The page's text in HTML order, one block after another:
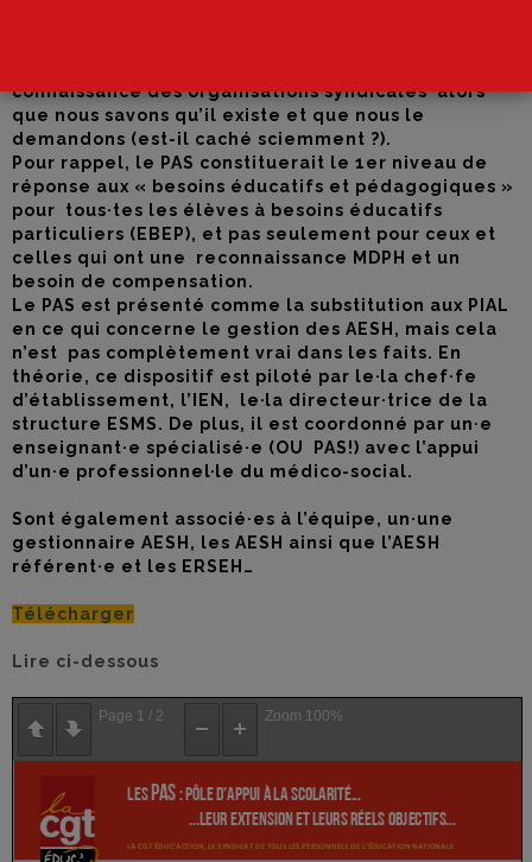
connaissance des organisations syndicales alors
que nous savons qu’il existe et que nous le
demandons (est-il caché sciemment ?).
Pour rappel, le PAS constituerait le 1er niveau de
réponse aux « besoins éducatifs et pédagogiques »
pour tous·tes les élèves à besoins éducatifs
particuliers (EBEP), et pas seulement pour ceux et
celles qui ont une reconnaissance MDPH et un
besoin de compensation.
Le PAS est présenté comme la substitution aux PIAL
en ce qui concerne le gestion des AESH, mais cela
n’est pas complètement vrai dans les faits. En
théorie, ce dispositif est piloté par le·la chef·fe
d’établissement, l’IEN, le·la directeur·trice de la
structure ESMS. De plus, il est coordonné par un·e
enseignant·e spécialisé·e (OU PAS!) avec l’appui
d’un·e professionnel·le du médico-social.
Sont également associé·es à l’équipe, un·une
gestionnaire AESH, les AESH ainsi que l’AESH
référent·e et les ERSEH…
Télécharger
Lire ci-dessous
Page 1 / 2 Zoom 100%